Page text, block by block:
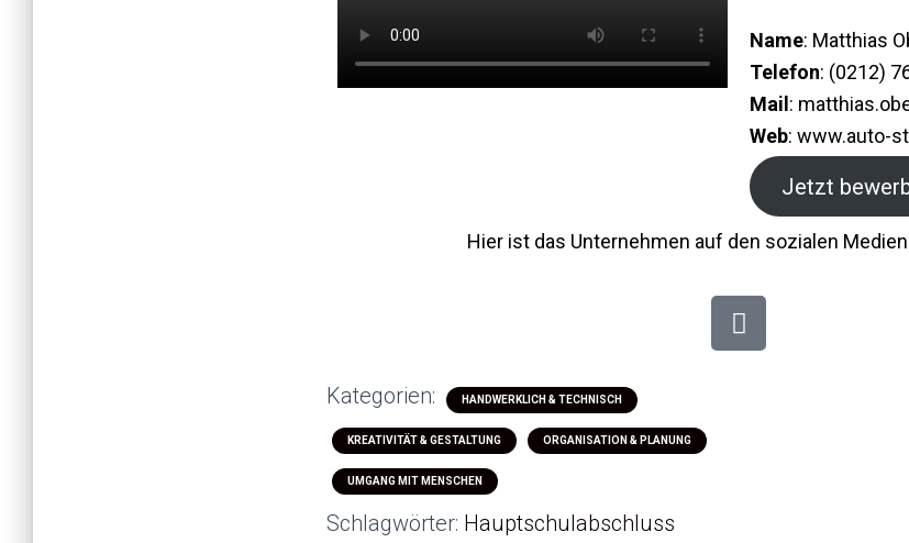
Name: Matthias
Telefon: (0212)
Mail :
Web: www.auto-
Jetzt
Hier ist das Unternehmen auf den sozialen
Kategorien: HANDWERKLICH & TECHNISCH
KREATIVITÄT & GESTALTUNG ORGANISATION & PLANUNG
UMGANG MIT MENSCHEN
Schlagwörter: Hauptschulabschluss